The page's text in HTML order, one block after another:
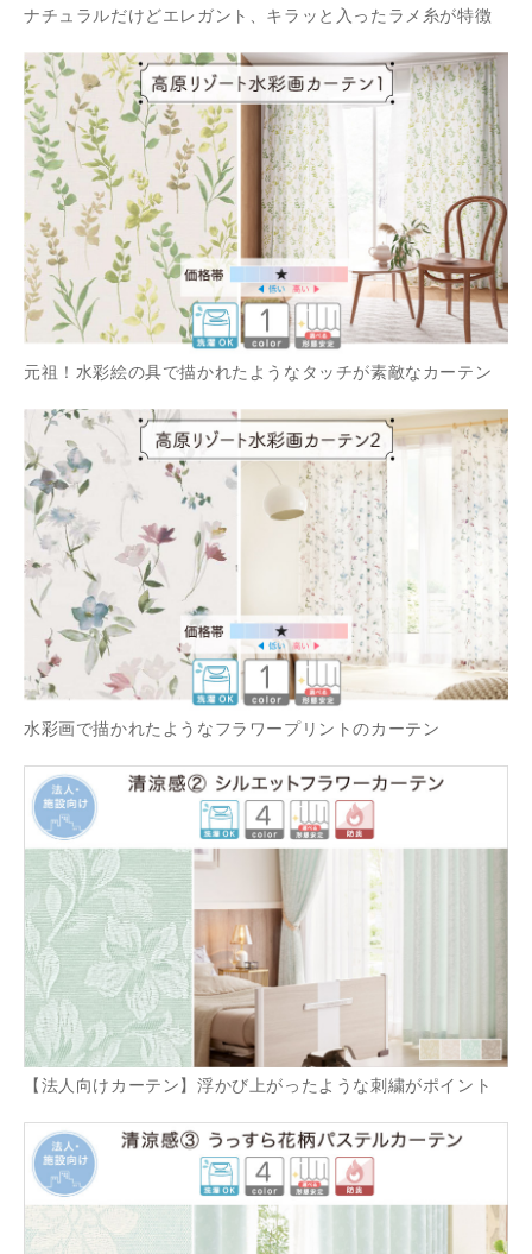
ナチュラルだけどエレガント、キラッと入ったラメ糸が特徴
元祖！水彩絵の具で描かれたようなタッチが素敵なカーテン
水彩画で描かれたようなフラワープリントのカーテン
【法人向けカーテン】浮かび上がったような刺繍がポイント